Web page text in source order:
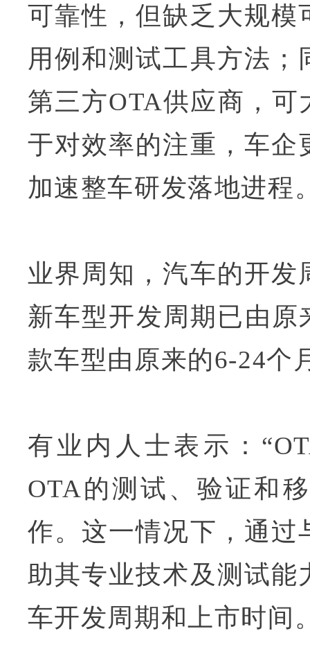
可靠性，但缺乏大规
用例和测试工具方法
第三方OTA供应商，
于对效率的注重，车
加速整车研发落地进程
业界周知，汽车的开
新车型开发周期已由
款车型由原来的6-24个
有业内人士表示：
OTA的测试、验证和
作。这一情况下，通
助其专业技术及测试
车开发周期和上市时间